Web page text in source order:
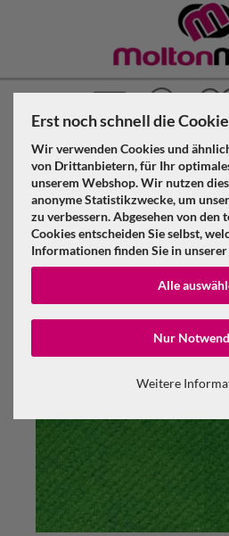
Erst noch schnell die
Wir verwenden Cookies und
von Drittanbietern, für Ihr
unserem Webshop. Wir nutzen
anonyme Statistikzwecke, um
zu verbessern. Abgesehen von den
Cookies entscheiden Sie selbst,
Informationen finden Sie in unserer
Alle
Nur
Weitere
Molton Markt » Messeteppich
Messeteppich Rollenware »
Messeteppich greenbox Rolle Rips
Messeteppich